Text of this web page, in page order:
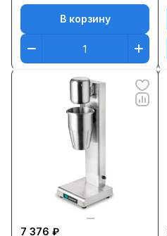
В корзину
7 376 ₽